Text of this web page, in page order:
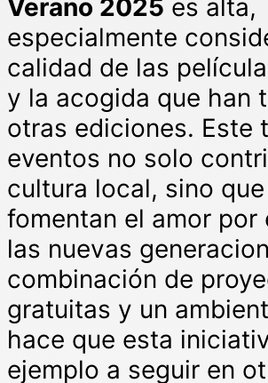
Verano 2025 es alta,
especialmente
calidad de las
y la acogida que han
otras ediciones. Este
eventos no solo
cultura local, sino
fomentan el amor por
las nuevas
combinación de
gratuitas y un
hace que esta
ejemplo a seguir en